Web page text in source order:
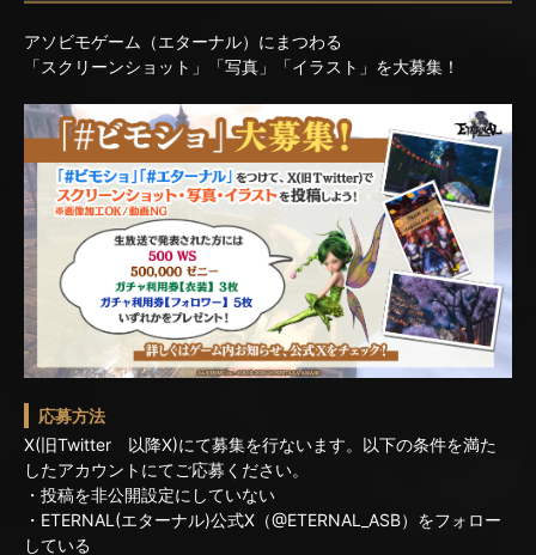
アソビモゲーム（エターナル）にまつわる
「スクリーンショット」「写真」「イラスト」を大募集！
応募方法
X(旧Twitter 以降X)にて募集を行ないます。以下の条件を満た
したアカウントにてご応募ください。
・投稿を非公開設定にしていない
・ETERNAL(エターナル)公式X（@ETERNAL_ASB）をフォロー
している